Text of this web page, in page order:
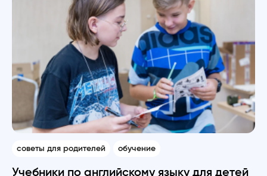
советы для родителей обучение
Учебники по английскому языку для детей